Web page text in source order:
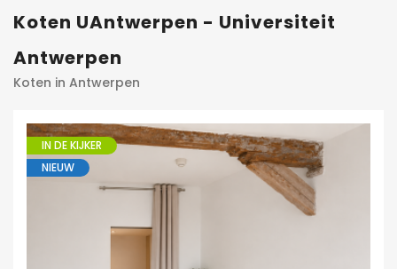
Koten UAntwerpen - Universiteit
Antwerpen
Koten in Antwerpen
IN DE KIJKER
NIEUW